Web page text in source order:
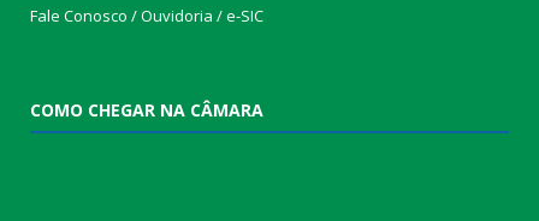
Fale Conosco / Ouvidoria / e-SIC
COMO CHEGAR NA CÂMARA